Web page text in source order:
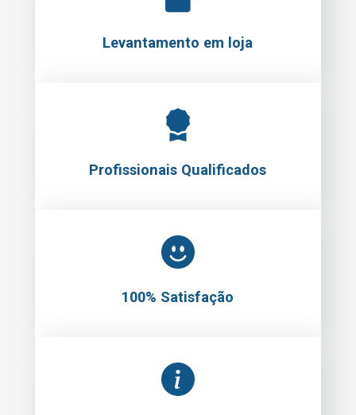
Levantamento em loja
Profissionais Qualificados
100% Satisfação